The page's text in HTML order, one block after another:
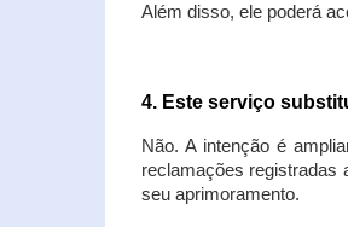
Além disso, ele poderá
4. Este serviço
Não. A intenção é
reclamações registradas
seu aprimoramento.